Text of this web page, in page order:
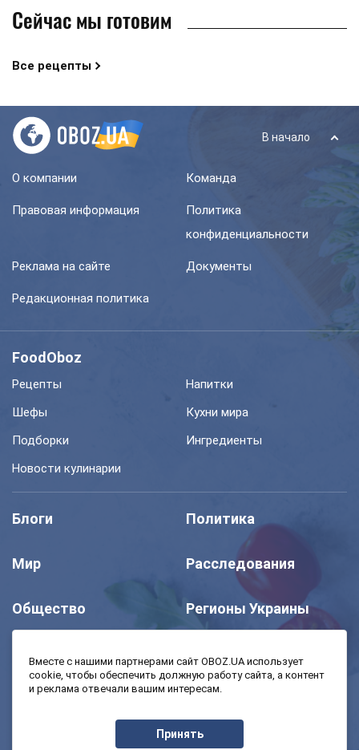
Сейчас мы готовим
Все рецепты
В начало
О компании Команда
Правовая информация
Политика
конфиденциальности
Реклама на сайте Документы
Редакционная политика
FoodOboz
Рецепты
Напитки
Шефы
Кухни мира
Подборки
Ингредиенты
Новости кулинарии
Блоги Политика
Мир Расследования
Общество Регионы Украины
Моя школа Авто
Экономика
Вместе с нашими партнерами сайт OBOZ.UA использует
cookie, чтобы обеспечить должную работу сайта, а контент
и реклама отвечали вашим интересам.
Принять